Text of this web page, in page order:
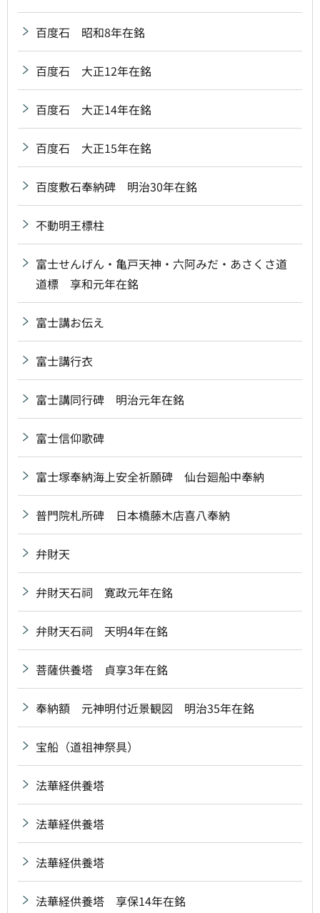
百度石 昭和8年在銘
百度石 大正12年在銘
百度石 大正14年在銘
百度石 大正15年在銘
百度敷石奉納碑 明治30年在銘
不動明王標柱
富士せんげん・亀戸天神・六阿みだ・あさくさ道
道標 享和元年在銘
富士講お伝え
富士講行衣
富士講同行碑 明治元年在銘
富士信仰歌碑
富士塚奉納海上安全祈願碑 仙台廻船中奉納
普門院札所碑 日本橋藤木店喜八奉納
弁財天
弁財天石祠 寛政元年在銘
弁財天石祠 天明4年在銘
菩薩供養塔 貞享3年在銘
奉納額 元神明付近景観図 明治35年在銘
宝船（道祖神祭具）
法華経供養塔
法華経供養塔
法華経供養塔
法華経供養塔 享保14年在銘